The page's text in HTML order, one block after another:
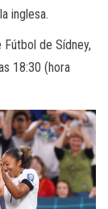
inglesa.
de Sídney,
18:30 (hora